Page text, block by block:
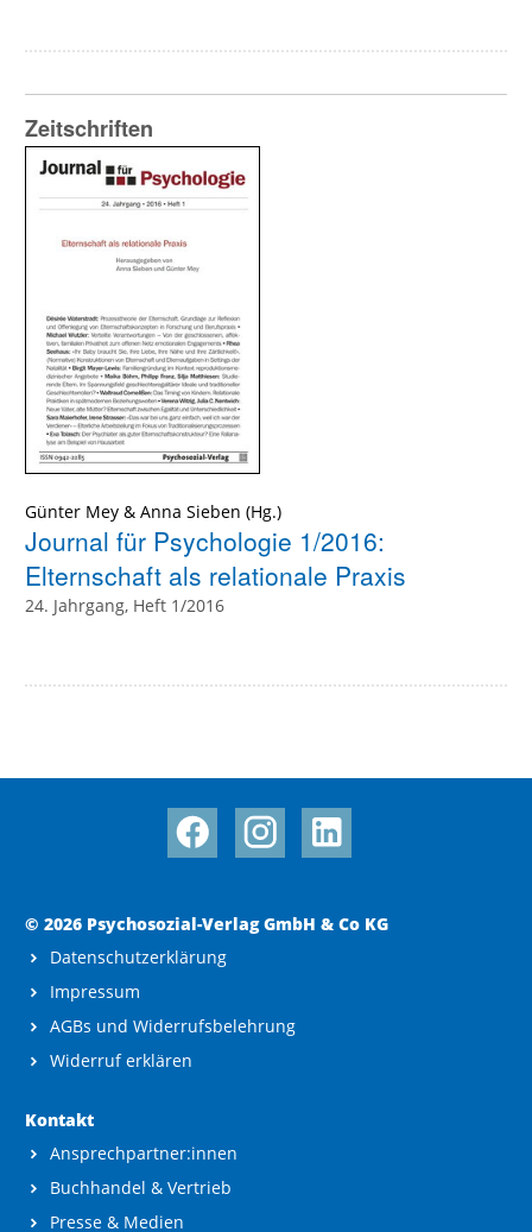
Zeitschriften
Günter Mey & Anna Sieben (Hg.)
Journal für Psychologie 1/2016:
Elternschaft als relationale Praxis
24. Jahrgang, Heft 1/2016
© 2026 Psychosozial-Verlag GmbH & Co KG
Datenschutzerklärung
Impressum
AGBs und Widerrufsbelehrung
Widerruf erklären
Kontakt
Ansprechpartner:innen
Buchhandel & Vertrieb
Presse & Medien